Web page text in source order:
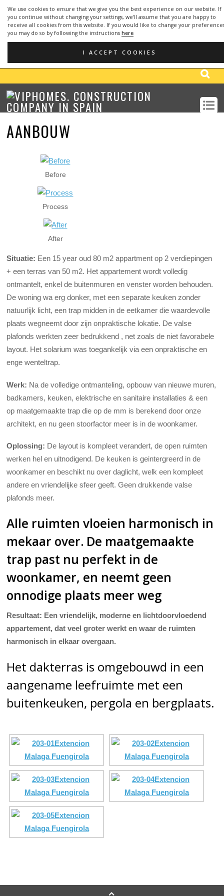
We use cookies to ensure that we give you the best experience on our website. If
you continue without changing your settings, we'll assume that you are happy to
receive all cookies from this website. If you would like to change your
you may do so by following the instructions here
I ACCEPT COOKIES
(+34) - MOBILE: (+34)
099
AANBOUW
Before
Process
After
Situatie: Een 15 year oud 80 m2 appartment op 2 verdiepingen
+ een terras van 50 m2. Het appartement wordt volledig
ontmantelt, enkel de buitenmuren en venster worden behouden.
De woning wa erg donker, met een separate keuken zonder
natuurlijk licht, een trap midden in de eetkamer die waardevolle
plaats wegneemt door zijn onpraktische lokatie. De valse
plafonds werkten zeer bedrukkend , net zoals de niet favorabele
layout. Het solarium was toegankelijk via een onpraktische en
enge wenteltrap.
Werk: Na de volledige ontmanteling, opbouw van nieuwe muren,
badkamers, keuken, elektrische en sanitaire installaties & een
op maatgemaakte trap die op de mm is berekend door onze
architekt, en nu geen stoorfactor meer is in de woonkamer.
Oplossing: De layout is kompleet verandert, de open ruimten
werken hel en uitnodigend. De keuken is geintergreerd in de
woonkamer en beschikt nu over daglicht, welk een kompleet
andere en vriendelijke sfeer geeft. Geen drukkende valse
plafonds meer.
Alle ruimten vloeien harmonisch in
mekaar over. De maatgemaakte
trap past nu perfekt in de
woonkamer, en neemt geen
onnodige plaats meer weg
Resultaat: Een vriendelijk, moderne en lichtdoorvloedend
appartement, dat veel groter werkt en waar de ruimten
harmonisch in elkaar overgaan.
Het dakterras is omgebouwd in een
aangename leefruimte met een
buitenkeuken, pergola en bergplaats.